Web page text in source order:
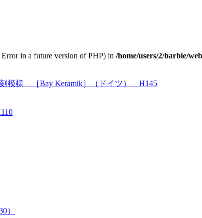
in a future version of PHP) in /home/users/2/barbie/
様 ［Bay Keramik］（ドイツ） H145
）